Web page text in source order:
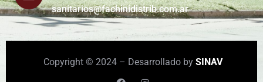
sanitarios@fachinidistrib.com.ar
Copyright © 2024 – Desarrollado by SINAV